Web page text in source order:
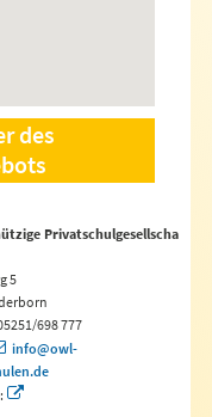
des
Privatschulgesellschaft
5
698 777
info@owl-